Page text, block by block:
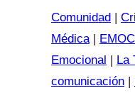
Comunidad
Médica|
Emocional
La
comunicación